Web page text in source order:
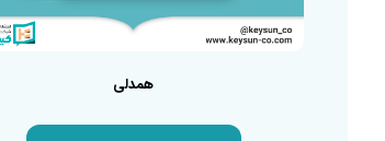
همدلی